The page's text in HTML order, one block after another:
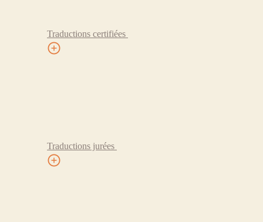
Traductions certifiées
Traductions jurées